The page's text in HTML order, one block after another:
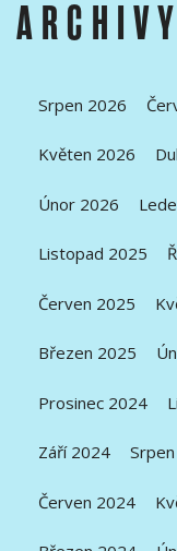
ARCHIVY
Srpen 2026
Květen 2026
Únor 2026
Listopad 2025
Červen 2025
Březen 2025
Prosinec 2024
Září 2024
Červen 2024